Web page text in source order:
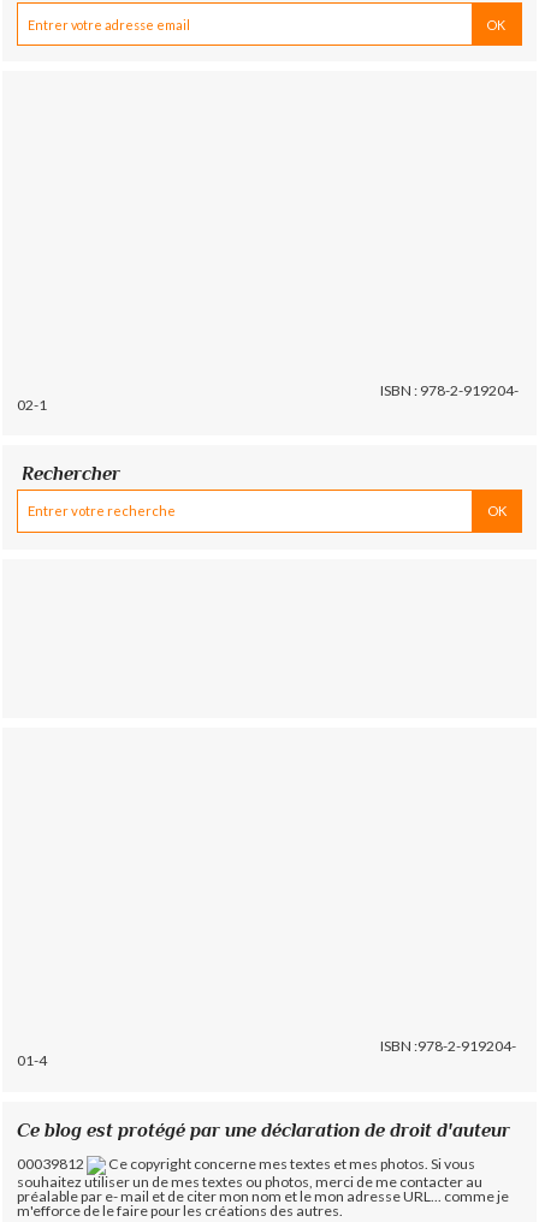
ISBN : 978-2-919204-
02-1
Rechercher
ISBN :978-2-919204-
01-4
Ce blog est protégé par une déclaration de droit d'auteur
00039812
Ce copyright concerne mes textes et mes photos. Si vous
souhaitez utiliser un de mes textes ou photos, merci de me contacter au
préalable par e- mail et de citer mon nom et le mon adresse URL... comme je
m'efforce de le faire pour les créations des autres.